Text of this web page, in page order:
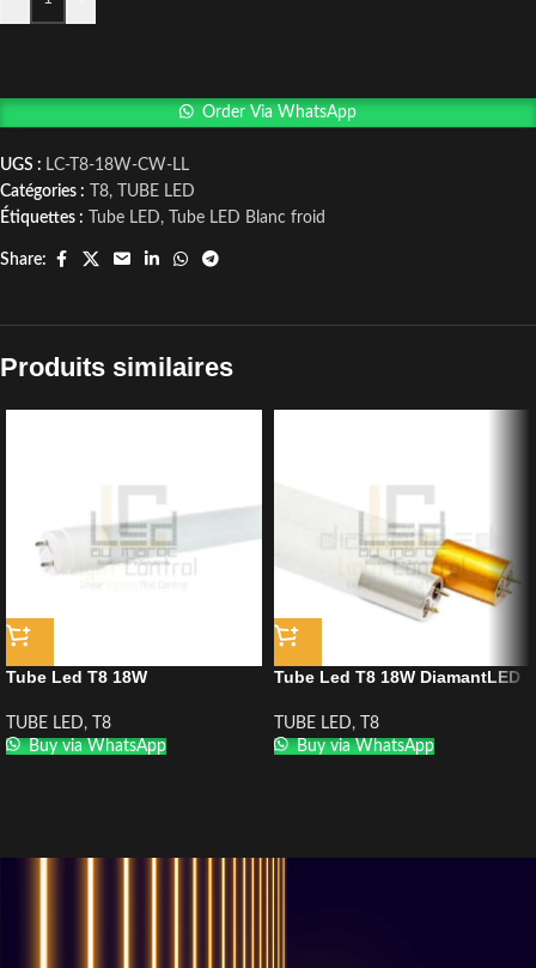
Order Via WhatsApp
UGS : LC-T8-18W-CW-LL
Catégories :
T8,
TUBE LED
Étiquettes :
Tube LED, Tube LED Blanc froid
Share:
Produits similaires
Tube Led T8 18W
TUBE LED,
T8
Buy via WhatsApp
Tube Led T8 18W DiamantLED
TUBE LED,
T8
Buy via WhatsApp